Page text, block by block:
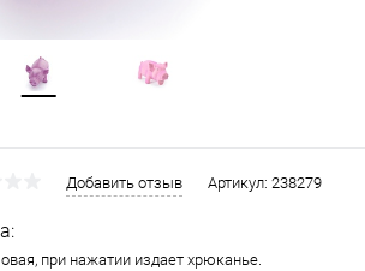
Добавить отзыв Артикул: 238279
при нажатии издает хрюканье.